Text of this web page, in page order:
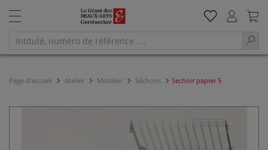
Page d'accueil Atelier Mobilier Séchoirs Sechoir papier 5